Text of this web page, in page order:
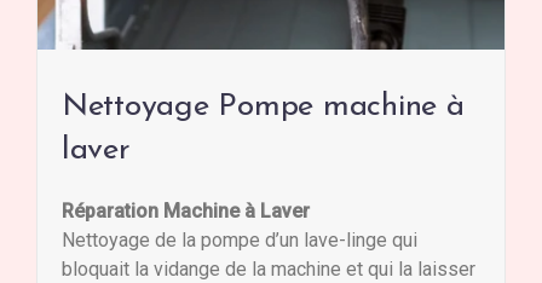
Nettoyage Pompe machine à
laver
Réparation Machine à Laver
Nettoyage de la pompe d’un lave-linge qui
bloquait la vidange de la machine et qui la laisser